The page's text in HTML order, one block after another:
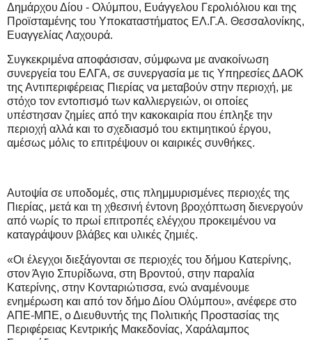
Δημάρχου Δίου - Ολύμπου, Ευάγγελου Γερολιόλιου και της
Προϊσταμένης του Υποκαταστήματος ΕΛ.Γ.Α. Θεσσαλονίκης,
Ευαγγελίας Λαχουρά.
Συγκεκριμένα αποφάσισαν, σύμφωνα με ανακοίνωση
συνεργεία του ΕΛΓΑ, σε συνεργασία με τις Υπηρεσίες ΔΑΟΚ
της Αντιπεριφέρειας Πιερίας να μεταβούν στην περιοχή, με
στόχο τον εντοπισμό των καλλιεργειών, οι οποίες
υπέστησαν ζημίες από την κακοκαιρία που έπληξε την
περιοχή αλλά και το σχεδιασμό του εκτιμητικού έργου,
αμέσως μόλις το επιτρέψουν οι καιρικές συνθήκες.
Αυτοψία σε υποδομές, στις πλημμυρισμένες περιοχές της
Πιερίας, μετά και τη χθεσινή έντονη βροχόπτωση διενεργούν
από νωρίς το πρωί επιτροπές ελέγχου προκειμένου να
καταγράψουν βλάβες και υλικές ζημιές.
«Οι έλεγχοι διεξάγονται σε περιοχές του δήμου Κατερίνης,
στον Άγιο Σπυρίδωνα, στη Βροντού, στην παραλία
Κατερίνης, στην Κονταριώτισσα, ενώ αναμένουμε
ενημέρωση και από τον δήμο Δίου Ολύμπου», ανέφερε στο
ΑΠΕ-ΜΠΕ, ο Διευθυντής της Πολιτικής Προστασίας της
Περιφέρειας Κεντρικής Μακεδονίας, Χαράλαμπος